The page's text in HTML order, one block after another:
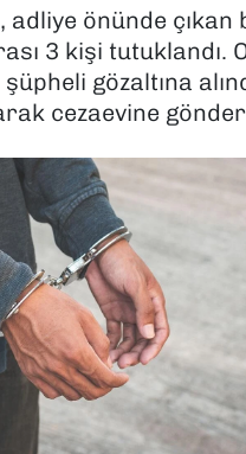
önünde çıkan
3 kişi tutuklandı.
gözaltına
cezaevine